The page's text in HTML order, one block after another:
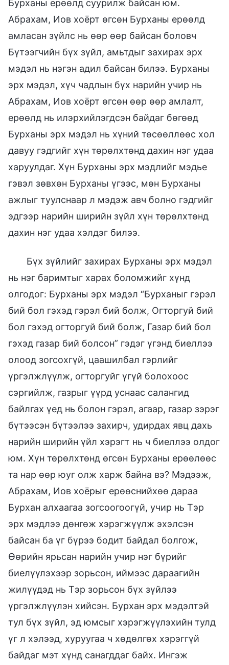
Бурханы ерөөлд суурилж байсан юм.
Абрахам, Иов хоёрт өгсөн Бурханы ерөөлд
амласан зүйлс нь өөр өөр байсан боловч
Бүтээгчийн бүх зүйл, амьтдыг захирах эрх
мэдэл нь нэгэн адил байсан билээ. Бурханы
эрх мэдэл, хүч чадлын бүх нарийн учир нь
Абрахам, Иов хоёрт өгсөн өөр өөр амлалт,
ерөөлд нь илэрхийлэгдсэн байдаг бөгөөд
Бурханы эрх мэдэл нь хүний төсөөллөөс хол
давуу гэдгийг хүн төрөлхтөнд дахин нэг удаа
харуулдаг. Хүн Бурханы эрх мэдлийг мэдье
гэвэл зөвхөн Бурханы үгээс, мөн Бурханы
ажлыг туулснаар л мэдэж авч болно гэдгийг
эдгээр нарийн ширийн зүйл хүн төрөлхтөнд
дахин нэг удаа хэлдэг билээ.
Бүх зүйлийг захирах Бурханы эрх мэдэл
нь нэг баримтыг харах боломжийг хүнд
олгодог: Бурханы эрх мэдэл “Бурханыг гэрэл
бий бол гэхэд гэрэл бий болж, Огторгуй бий
бол гэхэд огторгуй бий болж, Газар бий бол
гэхэд газар бий болсон” гэдэг үгэнд биеллээ
олоод зогсохгүй, цаашилбал гэрлийг
үргэлжлүүлж, огторгуйг үгүй болохоос
сэргийлж, газрыг үүрд уснаас салангид
байлгах үед нь болон гэрэл, агаар, газар зэрэг
бүтээсэн бүтээлээ захирч, удирдах явц дахь
нарийн ширийн үйл хэрэгт нь ч биеллээ олдог
юм. Хүн төрөлхтөнд өгсөн Бурханы ерөөлөөс
та нар өөр юуг олж харж байна вэ? Мэдээж,
Абрахам, Иов хоёрыг ерөөснийхөө дараа
Бурхан алхаагаа зогсоогоогүй, учир нь Тэр
эрх мэдлээ дөнгөж хэрэгжүүлж эхэлсэн
байсан ба үг бүрээ бодит байдал болгож,
Өөрийн ярьсан нарийн учир нэг бүрийг
биелүүлэхээр зорьсон, иймээс дараагийн
жилүүдэд нь Тэр зорьсон бүх зүйлээ
үргэлжлүүлэн хийсэн. Бурхан эрх мэдэлтэй
тул бүх зүйл, эд юмсыг хэрэгжүүлэхийн тулд
үг л хэлээд, хуруугаа ч хөдөлгөх хэрэггүй
байдаг мэт хүнд санагддаг байх. Ингэж